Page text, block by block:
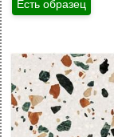
Есть образец